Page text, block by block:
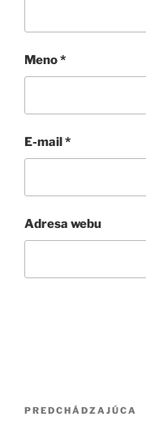
Meno*
E-mail*
Adresa webu
Navigácia
Predchádzajúci
PREDCHÁDZAJÚCA